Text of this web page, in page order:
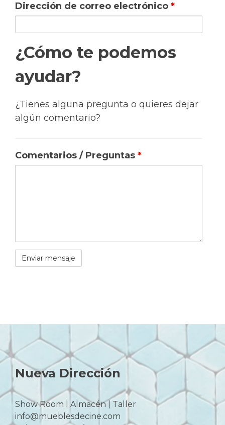
Dirección de correo electrónico *
¿Cómo te podemos
ayudar?
¿Tienes alguna pregunta o quieres dejar
algún comentario?
Comentarios / Preguntas *
Nueva Dirección
Show Room | Almacén | Taller
info@mueblesdecine.com